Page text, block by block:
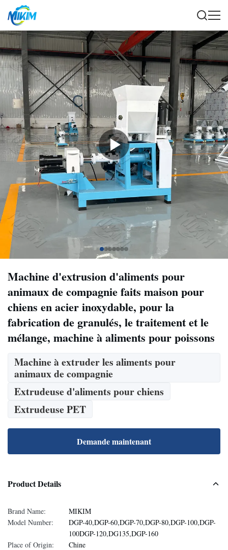
Machine d'extrusion d'aliments pour
animaux de compagnie faits maison pour
chiens en acier inoxydable, pour la
fabrication de granulés, le traitement et le
mélange, machine à aliments pour poissons
Machine à extruder les aliments pour
animaux de compagnie
Extrudeuse d'aliments pour chiens
Extrudeuse PET
Demande maintenant
Product Details
Brand Name:
MIKIM
Model Number:
DGP-40,DGP-60,DGP-70,DGP-80,DGP-100,DGP-
100DGP-120,DG135,DGP-160
Place of Origin:
Chine